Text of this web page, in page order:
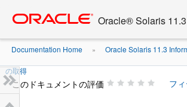
content
Oracle® Solaris
Documentation Home » Oracle Solaris 11.3
の取得
このドキュメントの評価